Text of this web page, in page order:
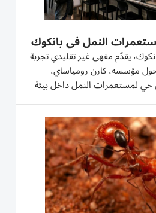
النمل في بانكوك
يقدّم مقهى غير تقليدي تجربة
حول مؤسسه، كارن رومياساي،
لمستعمرات النمل داخل بيئة
مفتوحة للزوار. ويعتمد المشروع على فكرة دمج
حيث يعرض المقهى حاويات